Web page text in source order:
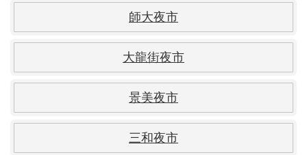
師大夜市
大龍街夜市
景美夜市
三和夜市